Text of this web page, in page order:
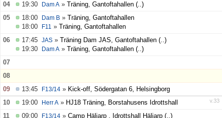
Matcher
Klubbkläder
Supportershop
Dokument
Medlemskap & Medlems- och träningsavgifter
04
19:30 Dam A » Träning, Gantoftahallen (..)
05
18:00 Dam B » Träning, Gantoftahallen
18:00
F11 » Träning, Gantoftahallen
06
17:45 JAS » Träning Dam JAS, Gantoftahallen (..)
19:30
Dam A » Träning, Gantoftahallen (..)
07
08
09
13:45 F13/14 » Kick-off, Södergatan 6, Helsingborg
v.33
10 19:00 Herr A » HJ18 Träning, Borstahusens Idrottshall
11
09:00 F13/14 » Camp Häljarp , Idrottshall Häljarp (..)